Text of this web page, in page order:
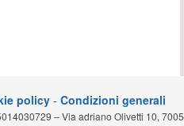
policy- Condizioni generali
– Via adriano Olivetti 10,